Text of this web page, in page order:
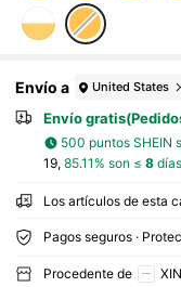
Envío a United States
Envío
500 puntos SHEIN
19, 85.11% son ≤ 8
Los artículos de esta
Pagos seguros ·
Procedente de